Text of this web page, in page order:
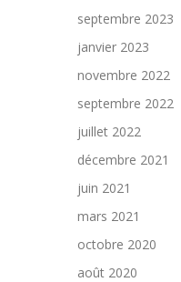
septembre 2023
janvier 2023
novembre 2022
septembre 2022
juillet 2022
décembre 2021
juin 2021
mars 2021
octobre 2020
août 2020